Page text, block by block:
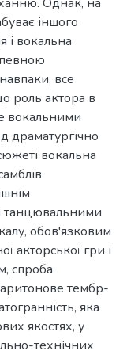
іншого
і вокальна
все
роль актора в
вокальними
драматургічно
вокальна
танцювальними
обов'язковим
акторської гри і
спроба
тембр-
яка
якостях, у
технічних